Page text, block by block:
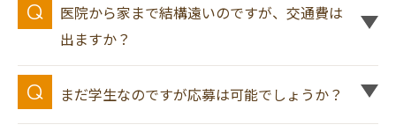
医院から家まで結構遠いのですが、交通費は
出ますか？
まだ学生なのですが応募は可能でしょうか？